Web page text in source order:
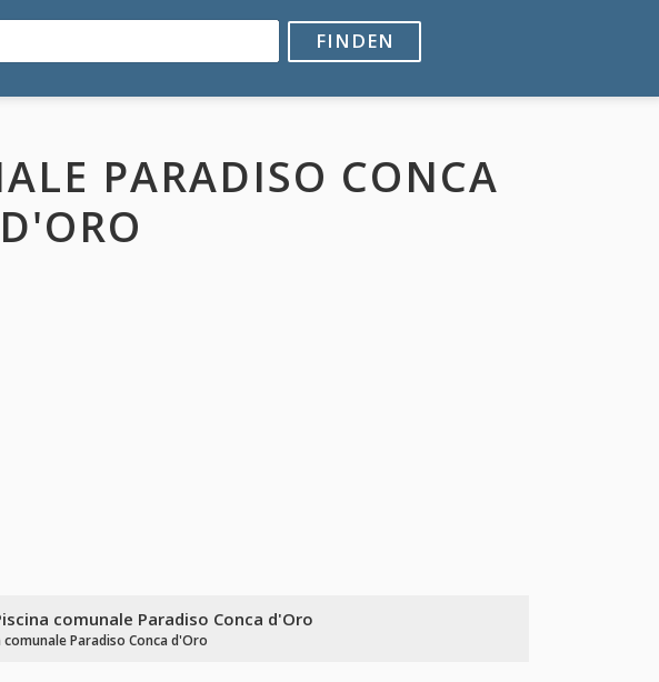
FINDEN
PARADISO CONCA
D'ORO
comunale Paradiso Conca d'Oro
comunale Paradiso Conca d'Oro